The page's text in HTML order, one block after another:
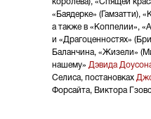
королева), «Спящей
«Баядерке» (Гамзатти),
а также в «Коппелии»,
и «Драгоценностях»
Баланчина, «Жизели»
нашему» Дэвида
Селиса, постановках
Форсайта, Виктора